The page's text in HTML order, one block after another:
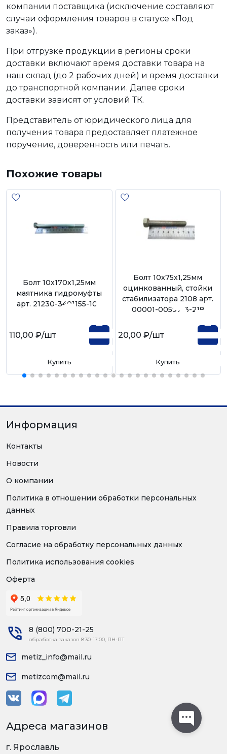
компании поставщика (исключение составляют
случаи оформления товаров в статусе «Под
заказ»).
При отгрузке продукции в регионы сроки
доставки включают время доставки товара на
наш склад (до 2 рабочих дней) и время доставки
до транспортной компании. Далее сроки
доставки зависят от условий ТК.
Представитель от юридического лица для
получения товара предоставляет платежное
поручение, доверенность или печать.
Похожие товары
Болт 10х170х1,25мм
маятника гидромуфты
арт. 21230-3401155-108
110,00 ₽/шт
Купить
Болт 10х75х1,25мм
оцинкованный, стойки
стабилизатора 2108 арт.
00001-0059713-218
20,00 ₽/шт
Купить
Информация
Контакты
Новости
О компании
Политика в отношении обработки персональных
данных
Правила торговли
Согласие на обработку персональных данных
Политика использования cookies
Оферта
8 (800) 700-21-25
обработка заказов 8:30-17:00, ПН-ПТ
metiz_info@mail.ru
metizcom@mail.ru
Адреса магазинов
г. Ярославль